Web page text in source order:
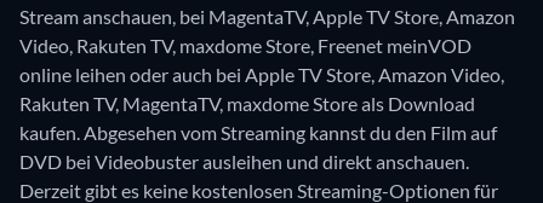
Stream anschauen, bei MagentaTV, Apple TV Store, Amazon
Video, Rakuten TV, maxdome Store, Freenet meinVOD
online leihen oder auch bei Apple TV Store, Amazon Video,
Rakuten TV, MagentaTV, maxdome Store als Download
kaufen.Abgesehen vom Streaming kannst du den Film auf
DVD bei Videobuster ausleihen und direkt anschauen.
Derzeit gibt es keine kostenlosen Streaming-Optionen für